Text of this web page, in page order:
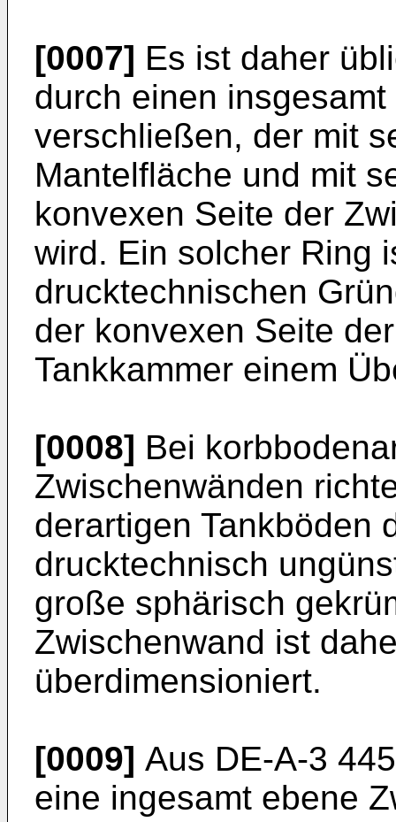
[0007] Es ist daher
durch einen
verschließen, der mit
Mantelfläche und mit
konvexen Seite der
wird. Ein solcher Ring
drucktechnischen
der konvexen Seite
Tankkammer einem
[0008] Bei
Zwischenwänden
derartigen Tankböden
drucktechnisch
große sphärisch
Zwischenwand ist
überdimensioniert.
[0009] Aus DE-A-3
eine ingesamt ebene